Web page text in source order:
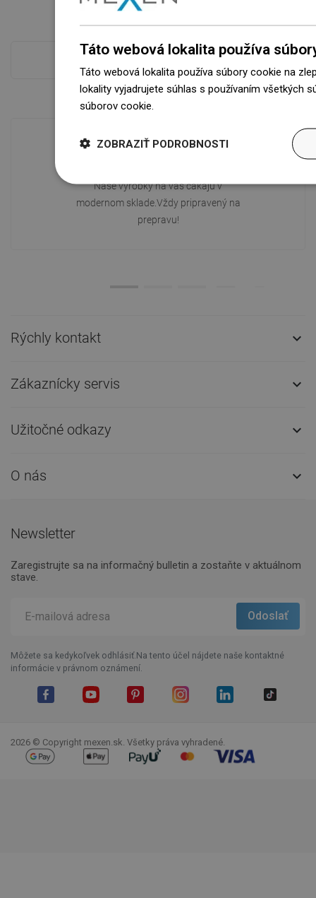
Naše výrobky na vás čakajú v
modernom sklade.Vždy pripravený na
prepravu!
Rýchly kontakt 
Zákaznícky servis 
Užitočné odkazy 
O nás 
Newsletter
Zaregistrujte sa na informačný bulletin a zostaňte v aktuálnom
stave.
Môžete sa kedykoľvek odhlásiť.Na tento účel nájdete naše kontaktné
informácie v právnom oznámení.
2026 © Copyright mexen.sk. Všetky práva vyhradené.
Táto webová lokalita používa
Táto webová lokalita používa súbory cookie na
lokality vyjadrujete súhlas s používaním všetkých
súborov cookie.
ZOBRAZIŤ PODROBNOSTI